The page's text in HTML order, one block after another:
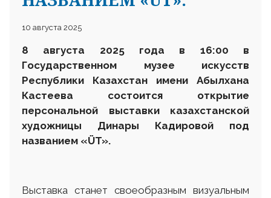
10 августа 2025
8 августа 2025 года в 16:00 в
Государственном музее искусств
Республики Казахстан имени Абылхана
Кастеева состоится открытие
персональной выставки казахстанской
художницы Динары Кадировой под
названием «ÜT».
Выставка станет своеобразным визуальным